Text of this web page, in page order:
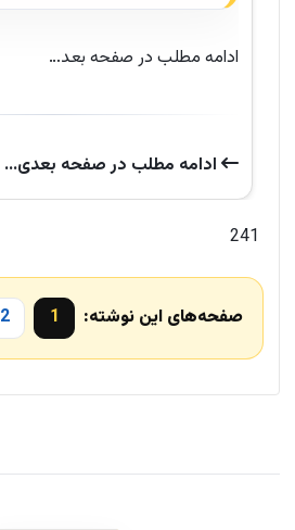
ادامه مطلب در صفحه بعد…
ادامه‌ مطلب در صفحه‌ بعدی...
241
صفحه‌های این نوشته: 1
2